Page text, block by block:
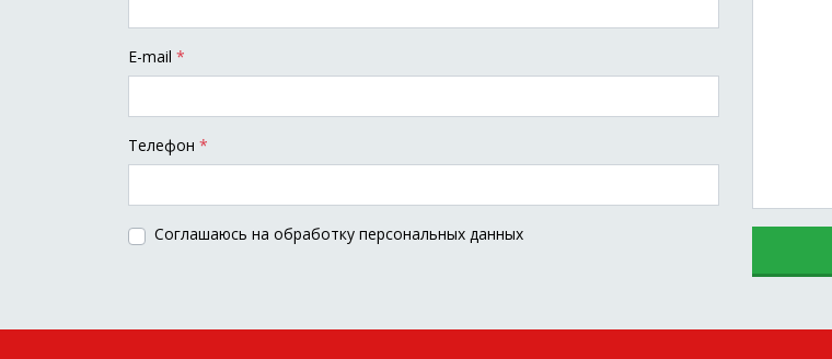
E-mail *
Tелефон *
Соглашаюсь на обработку персональных данных